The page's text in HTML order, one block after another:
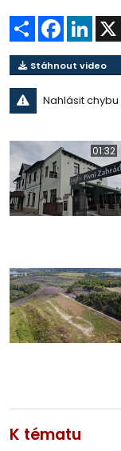
Sdílet Facebook
Stáhnout video
Nahlásit chybu
01:32
K tématu